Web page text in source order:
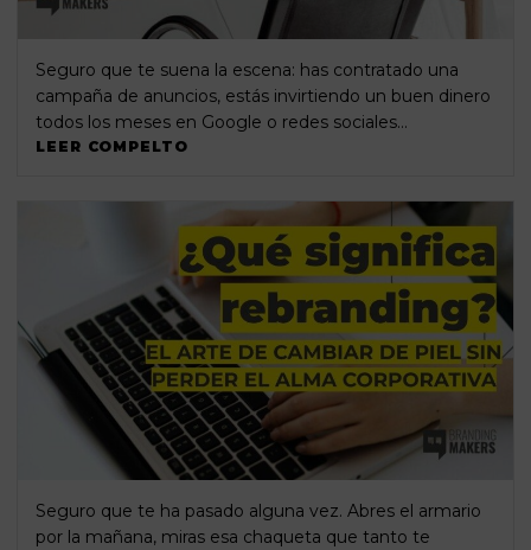
Seguro que te suena la escena: has contratado una
campaña de anuncios, estás invirtiendo un buen dinero
todos los meses en Google o redes sociales…
LEER COMPELTO
Seguro que te ha pasado alguna vez. Abres el armario
por la mañana, miras esa chaqueta que tanto te